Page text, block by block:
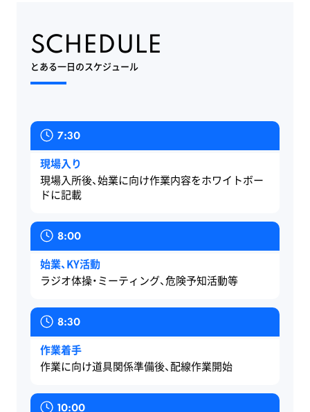
RECRUITMENT
集
項
卒
採
用
中
途
採
用
ン
タ
ー
ン
募
集
面
っ
容
く
っ
は、
SCHEDULE
とある一日のスケジュール
7:30
現場入り
現場入所後、始業に向け作業内容をホワイトボー
ドに記載
8:00
始業、KY活動
ラジオ体操・ミーティング、危険予知活動等
8:30
作業着手
作業に向け道具関係準備後、配線作業開始
10:00